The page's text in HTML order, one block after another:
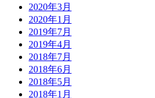
2020年3月
2020年1月
2019年7月
2019年4月
2018年7月
2018年6月
2018年5月
2018年1月